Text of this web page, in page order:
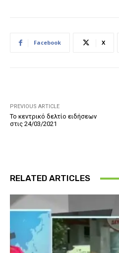
Facebook X
PREVIOUS ARTICLE
Το κεντρικό δελτίο ειδήσεων
στις 24/03/2021
RELATED ARTICLES